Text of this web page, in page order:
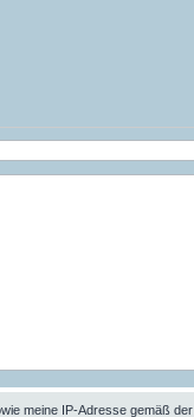
meine IP-Adresse gemäß der